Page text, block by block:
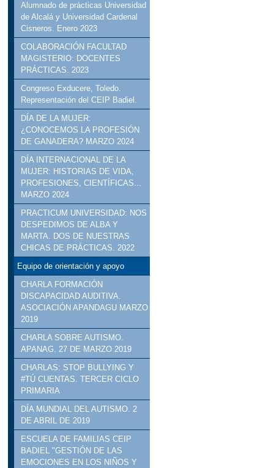
Alumnado de prácticas Universidad
de Alcalá y Universidad Cardenal
Cisneros. Enero 2023
COLABORACIÓN FACULTAD
MAGISTERIO: DOCENTES
PRÁCTICAS. 2023
Congreso Exducere, Toledo.
Representación del CEIP Badiel.
DÍA DE LA MUJER:
¿CONOCEMOS LA PROFESIÓN
DE GANADERA? MARZO 2024
DÍA INTERNACIONAL DE LA
MUJER: HISTORIAS DE VIDA,
PROFESIONES, CIENTÍFICAS...
MARZO 2024
PRACTICUM UNIVERSIDAD: NOS
DESPEDIMOS DE ALBA Y
MARTA. DOS DE NUESTRAS
CHICAS DE PRÁCTICAS. 2022
Equipo de orientación y apoyo
CHARLA FORMACIÓN
DISCAPACIDAD AUDITIVA.
ASOCIACIÓN APANDAGU MARZO
2019
CHARLA SOBRE AUTISMO.
APANAG. 27 DE MARZO 2019
CHARLAS: STOP BULLYING Y
#TÚ CUENTAS. TERCER CICLO
PRIMARIA
DÍA MUNDIAL DEL AUTISMO. 2
DE ABRIL DE 2019
ESCUELA DE FAMILIAS CEIP
BADIEL "GESTIÓN DE LAS
EMOCIONES EN LOS NIÑOS Y